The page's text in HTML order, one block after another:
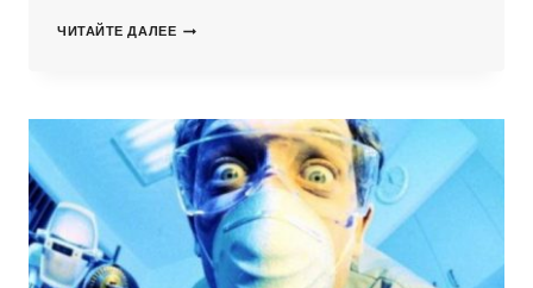
ЧИТАЙТЕ ДАЛЕЕ УДАЛЕНИЕ